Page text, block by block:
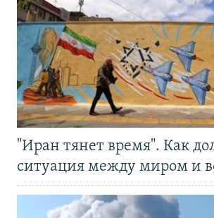
"Иран тянет время". Как
ситуация между миром и